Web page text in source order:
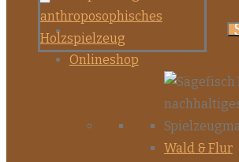
Onlineshop
Wald & Flur